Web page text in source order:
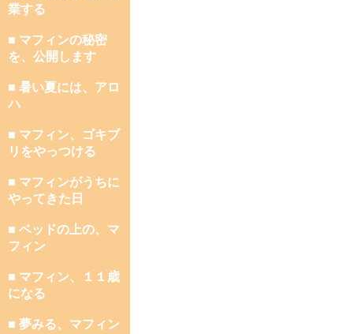
業する
■ マフィンの秘密
を、公開します
■ 暑い夏には、アロ
ハ
■ マフィン、ゴキブ
リをやっつける
■ マフィンがうちに
やってきた日
■ ベッドの上の、マ
フィン
■ マフィン、１１歳
になる
■ 夢みる、マフィン